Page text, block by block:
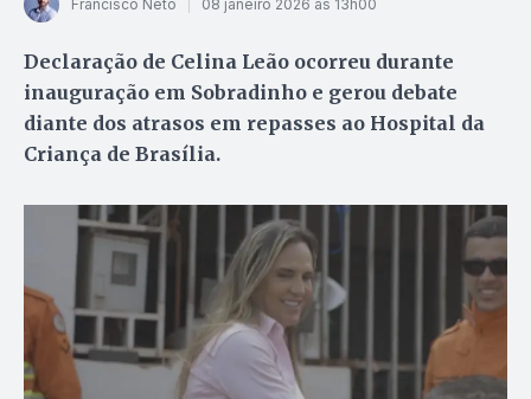
Francisco Neto 08 janeiro 2026 às 13h00
Declaração de Celina Leão ocorreu durante
inauguração em Sobradinho e gerou debate
diante dos atrasos em repasses ao Hospital da
Criança de Brasília.